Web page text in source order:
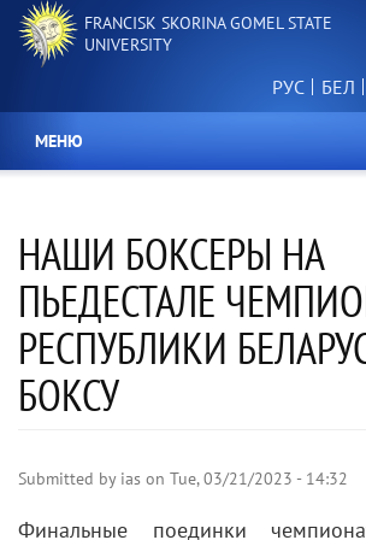
Skip
main
FRANCISK SKORINA GOMEL STATE
UNIVERSITY
РУС БЕЛ
МЕНЮ
НАШИ БОКСЕРЫ НА
ПЬЕДЕСТАЛЕ
РЕСПУБЛИКИ
БОКСУ
Submitted by ias on Tue, 03/21/2023 - 14:32
Финальные поединки